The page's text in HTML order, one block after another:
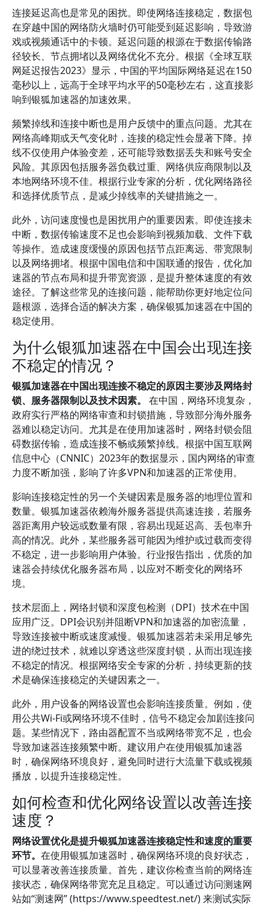
连接延迟高也是常见的困扰。即使网络连接稳定，数据包
在穿越中国的网络防火墙时仍可能受到延迟影响，导致游
戏或视频通话中的卡顿。延迟问题的根源在于数据传输路
径较长、节点拥堵以及网络优化不充分。根据《全球互联
网延迟报告2023》显示，中国的平均国际网络延迟在150
毫秒以上，远高于全球平均水平的50毫秒左右，这直接影
响到银狐加速器的加速效果。
频繁掉线和连接中断也是用户反馈中的重点问题。尤其在
网络高峰期或天气变化时，连接的稳定性会显著下降。掉
线不仅使用户体验变差，还可能导致数据丢失和账号安全
风险。其原因包括服务器负载过重、网络供应商限制以及
本地网络环境不佳。根据行业专家的分析，优化网络路径
和选择优质节点，是减少掉线率的关键措施之一。
此外，访问速度慢也是困扰用户的重要因素。即使连接未
中断，数据传输速度不足也会影响到视频加载、文件下载
等操作。造成速度缓慢的原因包括节点距离远、带宽限制
以及网络拥堵。根据中国电信和中国联通的报告，优化加
速器的节点布局和提升带宽资源，是提升整体速度的有效
途径。了解这些常见的连接问题，能帮助你更好地定位问
题根源，选择合适的解决方案，确保银狐加速器在中国的
稳定使用。
为什么银狐加速器在中国会出现连接
不稳定的情况？
银狐加速器在中国出现连接不稳定的原因主要涉及网络封
锁、服务器限制以及技术因素。
在中国，网络环境复杂，
政府实行严格的网络审查和封锁措施，导致部分海外服务
器难以稳定访问。尤其是在使用加速器时，网络封锁会阻
碍数据传输，造成连接不畅或频繁掉线。根据中国互联网
信息中心（CNNIC）2023年的数据显示，国内网络的审查
力度不断加强，影响了许多VPN和加速器的正常使用。
影响连接稳定性的另一个关键因素是服务器的地理位置和
数量。银狐加速器依赖海外服务器提供高速连接，若服务
器距离用户较远或数量有限，容易出现延迟高、丢包率升
高的情况。此外，某些服务器可能因为维护或过载而变得
不稳定，进一步影响用户体验。行业报告指出，优质的加
速器会持续优化服务器布局，以应对不断变化的网络环
境。
技术层面上，网络封锁和深度包检测（DPI）技术在中国
应用广泛。DPI会识别并阻断VPN和加速器的加密流量，
导致连接被中断或速度减慢。银狐加速器若未采用足够先
进的绕过技术，就难以穿透这些深度封锁，从而出现连接
不稳定的情况。根据网络安全专家的分析，持续更新的技
术是确保连接稳定的关键因素之一。
此外，用户设备的网络设置也会影响连接质量。例如，使
用公共Wi-Fi或网络环境不佳时，信号不稳定会加剧连接问
题。某些情况下，路由器配置不当或网络带宽不足，也会
导致加速器连接频繁中断。建议用户在使用银狐加速器
时，确保网络环境良好，避免同时进行大流量下载或视频
播放，以提升连接稳定性。
如何检查和优化网络设置以改善连接
速度？
网络设置优化是提升银狐加速器连接稳定性和速度的重要
环节。 在使用银狐加速器时，确保网络环境的良好状态，
可以显著改善连接质量。首先，建议你检查当前的网络连
接状态，确保网络带宽充足且稳定。可以通过访问测速网
站如“测速网” (https://www.speedtest.net/) 来测试实际